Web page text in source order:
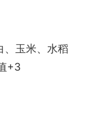
、玉米、水稻
+3